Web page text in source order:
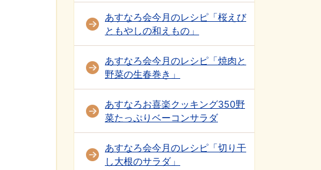
あすなろ会今月のレシピ「桜えび
ともやしの和えもの」
あすなろ会今月のレシピ「焼肉と
野菜の生春巻き」
あすなろお喜楽クッキング350野
菜たっぷりベーコンサラダ
あすなろ会今月のレシピ「切り干
し大根のサラダ」